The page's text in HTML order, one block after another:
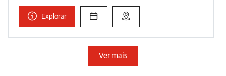
Explorar
Ver mais